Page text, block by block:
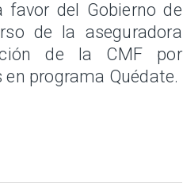
del Gobierno de
de la aseguradora
de la CMF por
programa Quédate.